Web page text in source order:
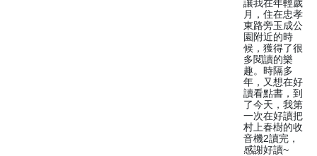
讓我在年輕歲
月，住在忠孝
東路旁玉成公
園附近的時
候，獲得了很
多閱讀的樂
趣。時隔多
年，又想在好
讀看點書，到
了今天，我第
一次在好讀把
村上春樹的收
音機2讀完，
感謝好讀~